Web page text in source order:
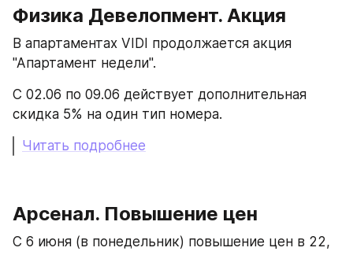
Физика Девелопмент. Акция
В апартаментах VIDI продолжается акция
"Апартамент недели".
С 02.06 по 09.06 действует дополнительная
скидка 5% на один тип номера.
Читать подробнее
Арсенал. Повышение цен
С 6 июня (в понедельник) повышение цен в 22,